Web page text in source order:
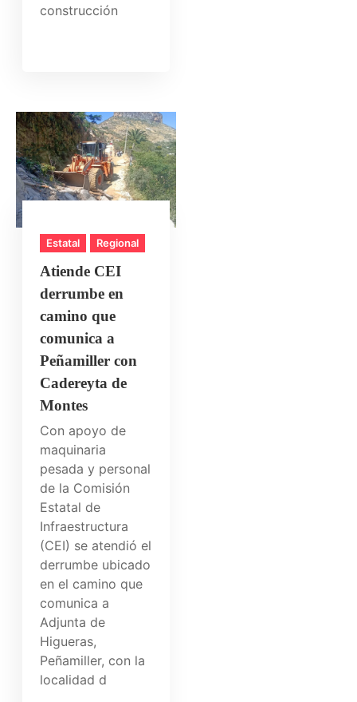
construcción
Estatal Regional
Atiende CEI
derrumbe en
camino que
comunica a
Peñamiller con
Cadereyta de
Montes
Con apoyo de
maquinaria
pesada y personal
de la Comisión
Estatal de
Infraestructura
(CEI) se atendió el
derrumbe ubicado
en el camino que
comunica a
Adjunta de
Higueras,
Peñamiller, con la
localidad d